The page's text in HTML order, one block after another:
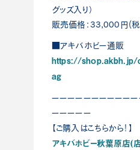
グッズ入り）
販売価格：33,000円(
■アキバホビー通販
https://
ag
ーーーーーーーーーー
ーーーーー
【ご購入はこちらから！】
アキバホビー秋葉原店(